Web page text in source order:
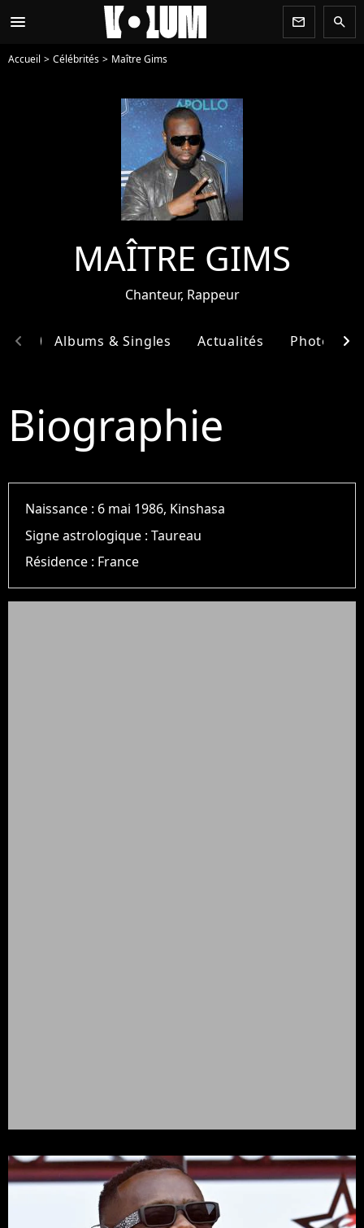
menu newsletter search
Accueil Célébrités Maître Gims
MAÎTRE GIMS
Chanteur, Rappeur
Albums & Singles Actualités Photos
chevron_left chevron_right
Biographie
Naissance : 6 mai 1986, Kinshasa
Signe astrologique :Taureau
Résidence : France